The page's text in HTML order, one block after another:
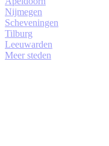
Nijmegen
Scheveningen
Tilburg
Leeuwarden
Meer steden